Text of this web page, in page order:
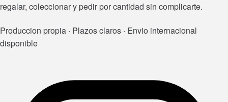
regalar, coleccionar y pedir por cantidad sin complicarte.
Produccion propia · Plazos claros · Envio internacional
disponible